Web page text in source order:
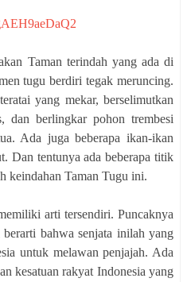
Taman terindah yang ada di
tugu berdiri tegak meruncing.
yang mekar, berselimutkan
dan berlingkar pohon trembesi
Ada juga beberapa ikan-ikan
Dan tentunya ada beberapa titik
keindahan Taman Tugu ini.
arti tersendiri. Puncaknya
bahwa senjata inilah yang
untuk melawan penjajah. Ada
kesatuan rakyat Indonesia yang